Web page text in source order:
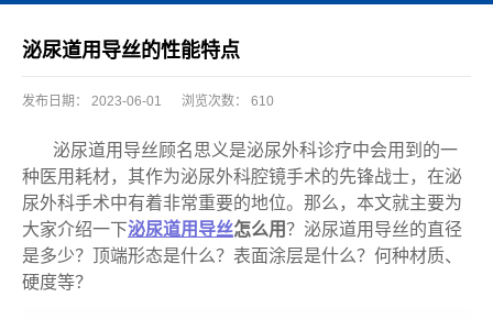
泌尿道用导丝的性能特点
发布日期： 2023-06-01 浏览次数： 610
泌尿道用导丝顾名思义是泌尿外科诊疗中会用到的一
种医用耗材，其作为泌尿外科腔镜手术的先锋战士，在泌
尿外科手术中有着非常重要的地位。那么，本文就主要为
大家介绍一下泌尿道用导丝怎么用？泌尿道用导丝的直径
是多少？顶端形态是什么？表面涂层是什么？何种材质、
硬度等？